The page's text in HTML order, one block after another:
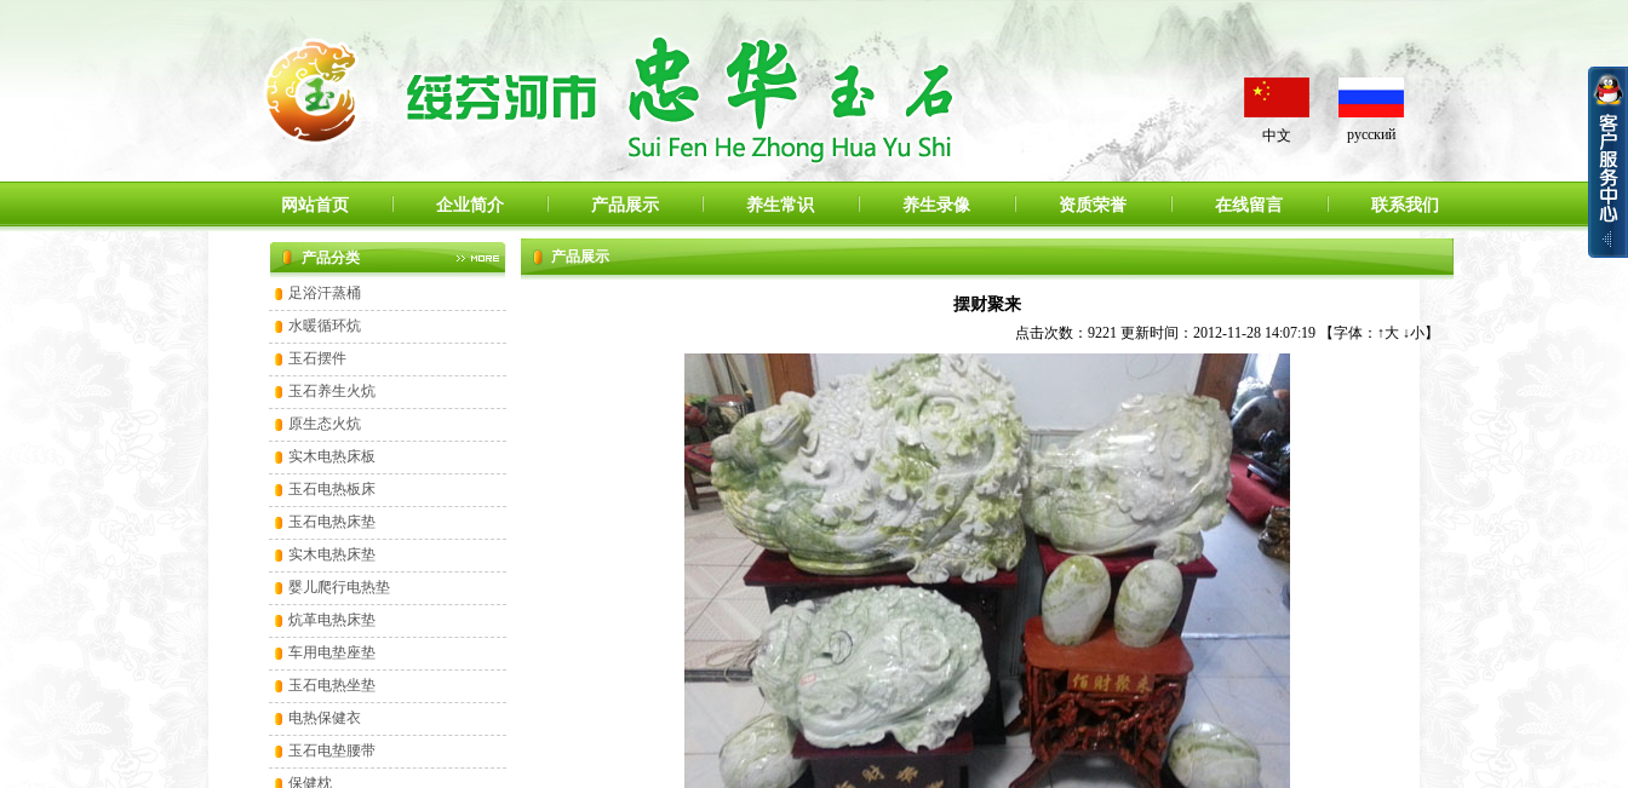
中文 русский
网站首页 企业简介 产品展示 养生常识 养生录像 资质荣誉 在线留言 联系我们
产品分类
足浴汗蒸桶
水暖循环炕
玉石摆件
玉石养生火炕
原生态火炕
实木电热床板
玉石电热板床
玉石电热床垫
实木电热床垫
婴儿爬行电热垫
炕革电热床垫
车用电垫座垫
玉石电热坐垫
电热保健衣
玉石电垫腰带
保健枕
产品展示
摆财聚来
点击次数：9221 更新时间：2012-11-28 14:07:19 【字体： ↑大 ↓小】